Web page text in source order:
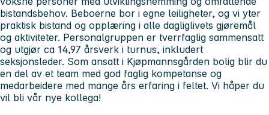
bistandsbehov. Beboerne bor i egne leiligheter, og vi yter
praktisk bistand og opplæring i alle dagliglivets gjøremål
og aktiviteter. Personalgruppen er tverrfaglig sammensatt
og utgjør ca 14,97 årsverk i turnus, inkludert
seksjonsleder. Som ansatt i Kjøpmannsgården bolig blir du
en del av et team med god faglig kompetanse og
medarbeidere med mange års erfaring i feltet. Vi håper du
vil bli vår nye kollega!